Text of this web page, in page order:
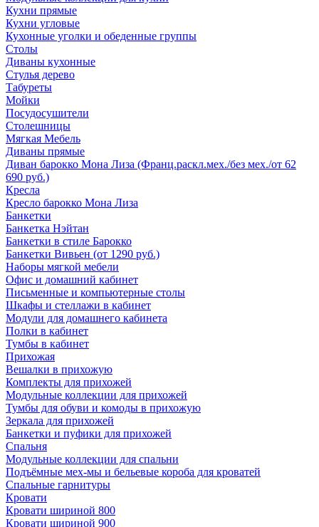
Кухни прямые
Кухни угловые
Кухонные уголки и обеденные группы
Столы
Диваны кухонные
Стулья дерево
Табуреты
Мойки
Посудосушители
Столешницы
Мягкая Мебель
Диваны прямые
Диван барокко Мона Лиза (Франц.раскл.мех./без мех./от 62
690 руб.)
Кресла
Кресло барокко Мона Лиза
Банкетки
Банкетка Нэйтан
Банкетки в стиле Барокко
Банкетки Вивьен (от 1290 руб.)
Наборы мягкой мебели
Офис и домашний кабинет
Письменные и компьютерные столы
Шкафы и стеллажи в кабинет
Модули для домашнего кабинета
Полки в кабинет
Тумбы в кабинет
Прихожая
Вешалки в прихожую
Комплекты для прихожей
Модульные коллекции для прихожей
Тумбы для обуви и комоды в прихожую
Зеркала для прихожей
Банкетки и пуфики для прихожей
Спальня
Модульные коллекции для спальни
Подъёмные мех-мы и бельевые короба для кроватей
Спальные гарнитуры
Кровати
Кровати шириной 800
Кровати шириной 900